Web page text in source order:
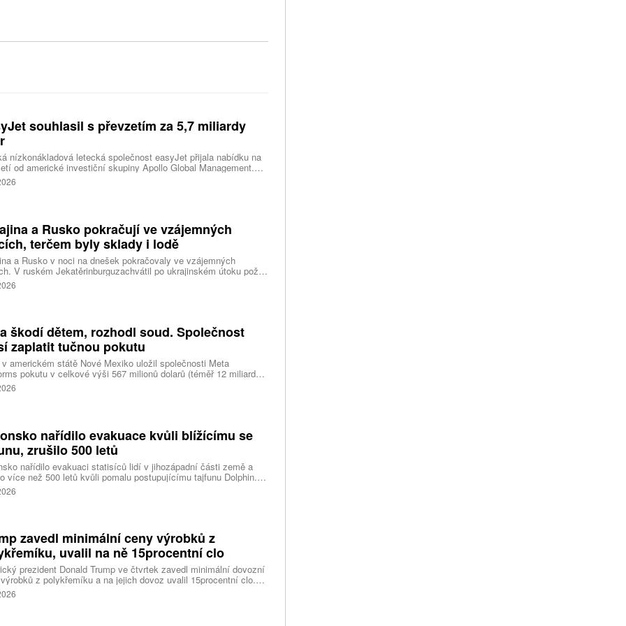
souhlasil s převzetím za 5,7 miliardy
nízkonákladová letecká společnost easyJet přijala nabídku na
od americké investiční skupiny Apollo Global Management.
oceňuje aerolinku na 5,7 miliardy liber, tedy přibližně 162
korun.
a Rusko pokračují ve vzájemných
terčem byly sklady i lodě
a Rusko v noci na dnešek pokračovaly ve vzájemných
V ruském Jekatěrinburguzachvátil po ukrajinském útoku požár
centrum ruského internetového prodejce Wildberries.
o tom informovala bez podrobností na síti Telegram.
škodí dětem, rozhodl soud. Společnost
zaplatit tučnou pokutu
americkém státě Nové Mexiko uložil společnosti Meta
pokutu v celkové výši 567 milionů dolarů (téměř 12 miliard
za újmu, kterou její platformy Facebook a Instagram působí
lidem. Firma musí změnit způsob ověřování věku.
nařídilo evakuace kvůli blížícímu se
zrušilo 500 letů
nařídilo evakuaci statisíců lidí v jihozápadní části země a
více než 500 letů kvůli pomalu postupujícímu tajfunu Dolphin.
meteorologů přinese tajfun do oblasti silný vítr, prudký déšť a
vlny, píše agentura Reuters. Dolphin je tajfunem první, tedy
meteorologická agentura (JMA).
zavedl minimální ceny výrobků z
uvalil na ně 15procentní clo
prezident Donald Trump ve čtvrtek zavedl minimální dovozní
z polykřemíku a na jejich dovoz uvalil 15procentní clo.
se používá při výrobě polovodičů a je hlavní složkou
panelů, jeho největším světovým producentem je Čína.